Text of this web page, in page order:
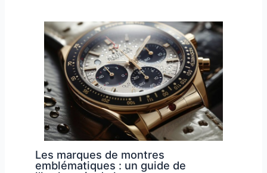
Les marques de montres
emblématiques : un guide de